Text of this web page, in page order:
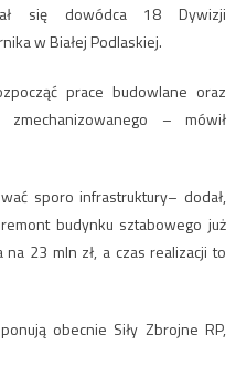
się dowódca 18 Dywizji
w Białej Podlaskiej.
prace budowlane oraz
– mówił
sporo infrastruktury– dodał,
budynku sztabowego już
23 mln zł, a czas realizacji to
obecnie Siły Zbrojne RP,